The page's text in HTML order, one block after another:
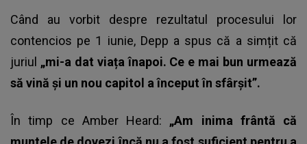
Când au vorbit despre rezultatul procesului lor
contencios pe 1 iunie, Depp a spus că a simțit că
juriul „mi-a dat viața înapoi. Ce e mai bun urmează
să vină și un nou capitol a început în sfârșit”.
În timp ce Amber Heard: „Am inima frântă că